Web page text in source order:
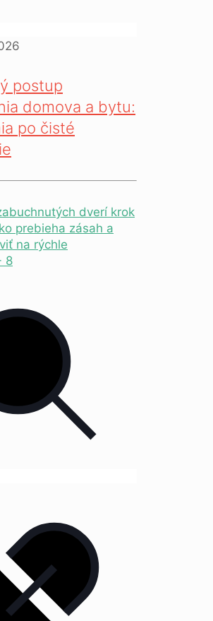
postup
domova a bytu:
po čisté